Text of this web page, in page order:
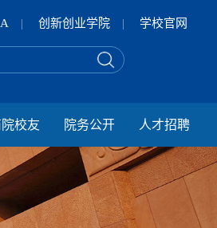
| 创新创业学院 | 学校官网
校友 院务公开 人才招聘